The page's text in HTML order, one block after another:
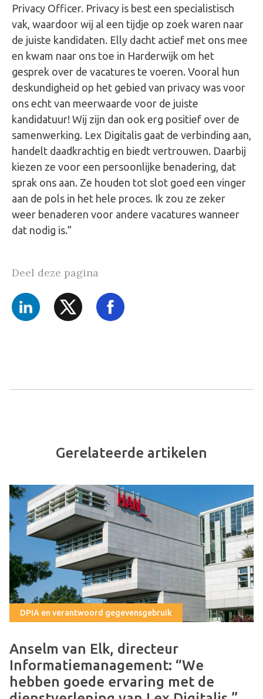
Privacy Officer. Privacy is best een specialistisch
vak, waardoor wij al een tijdje op zoek waren naar
de juiste kandidaten. Elly dacht actief met ons mee
en kwam naar ons toe in Harderwijk om het
gesprek over de vacatures te voeren. Vooral hun
deskundigheid op het gebied van privacy was voor
ons echt van meerwaarde voor de juiste
kandidatuur! Wij zijn dan ook erg positief over de
samenwerking. Lex Digitalis gaat de verbinding aan,
handelt daadkrachtig en biedt vertrouwen. Daarbij
kiezen ze voor een persoonlijke benadering, dat
sprak ons aan. Ze houden tot slot goed een vinger
aan de pols in het hele proces. Ik zou ze zeker
weer benaderen voor andere vacatures wanneer
dat nodig is.”
Deel deze pagina
Gerelateerde artikelen
DPIA en verantwoord gegevensgebruik
Anselm van Elk, directeur
Informatiemanagement: “We
hebben goede ervaring met de